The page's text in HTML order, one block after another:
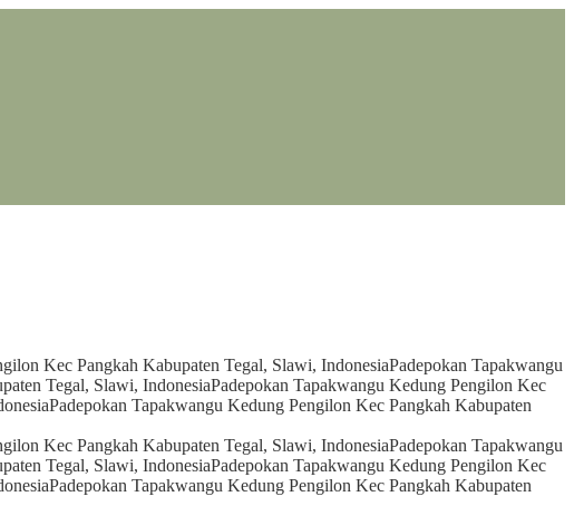
Kec Pangkah Kabupaten Tegal, Slawi, IndonesiaPadepokan Tapakwangu
Tegal, Slawi, IndonesiaPadepokan Tapakwangu Kedung Pengilon Kec
Padepokan Tapakwangu Kedung Pengilon Kec Pangkah Kabupaten
Kec Pangkah Kabupaten Tegal, Slawi, IndonesiaPadepokan Tapakwangu
Tegal, Slawi, IndonesiaPadepokan Tapakwangu Kedung Pengilon Kec
Padepokan Tapakwangu Kedung Pengilon Kec Pangkah Kabupaten